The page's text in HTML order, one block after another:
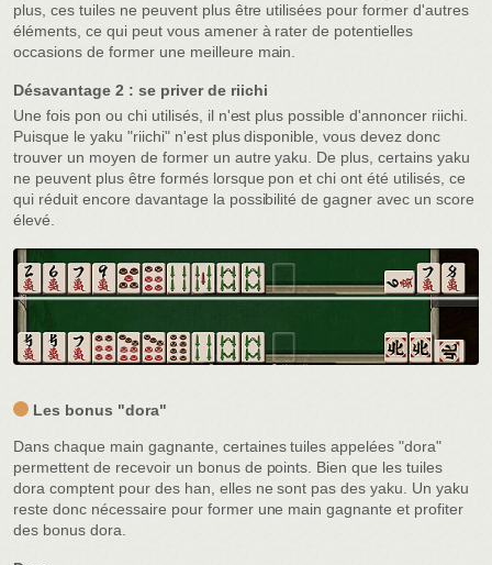
plus, ces tuiles ne peuvent plus être utilisées pour former d'autres
éléments, ce qui peut vous amener à rater de potentielles
occasions de former une meilleure main.
Désavantage 2 : se priver de riichi
Une fois pon ou chi utilisés, il n'est plus possible d'annoncer riichi.
Puisque le yaku "riichi" n'est plus disponible, vous devez donc
trouver un moyen de former un autre yaku. De plus, certains yaku
ne peuvent plus être formés lorsque pon et chi ont été utilisés, ce
qui réduit encore davantage la possibilité de gagner avec un score
élevé.
Les bonus "dora"
Dans chaque main gagnante, certaines tuiles appelées "dora"
permettent de recevoir un bonus de points. Bien que les tuiles
dora comptent pour des han, elles ne sont pas des yaku. Un yaku
reste donc nécessaire pour former une main gagnante et profiter
des bonus dora.